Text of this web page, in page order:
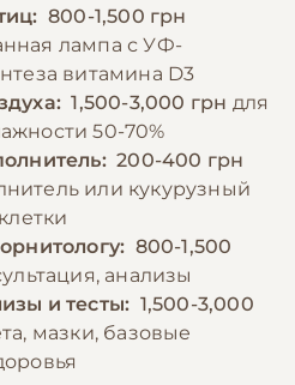
800-1,500 грн
лампа с УФ-
витамина D3
1,500-3,000 грн для
50-70%
200-400 грн
или кукурузный
800-1,500
анализы
и тесты: 1,500-3,000
мазки, базовые